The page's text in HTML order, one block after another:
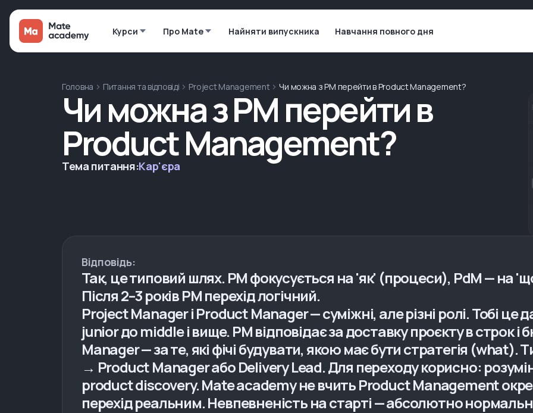
Курси Про Mate Найняти випускника Навчання повного дня
Головна Питання та відповіді Project Management Чи можна з PM перейти в Product Management?
Чи можна з PM перейти в
Product Management?
Тема питання:Кар'єра
Відповідь:
Так, це типовий шлях. PM фокусується на 'як' (процеси), PdM — на
Після 2–3 років PM перехід логічний.
Project Manager і Product Manager — суміжні, але різні ролі. Тобі це
junior до middle і вище. PM відповідає за доставку проєкту в строк
Manager — за те, які фічі будувати, якою має бути стратегія (what).
→ Product Manager або Delivery Lead. Для переходу корисно:
product discovery. Mate academy не вчить Product Management
перехід реальним. Невпевненість на старті — абсолютно